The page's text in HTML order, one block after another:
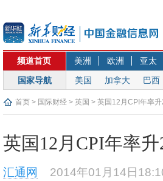
频道首页 美洲 欧洲 亚太
国家导航
美国 加拿大 巴西
首页 > 国际财经 > 英国 > 英国12月CPI年率
英国12月CPI年率
汇通网 2014年01月14日